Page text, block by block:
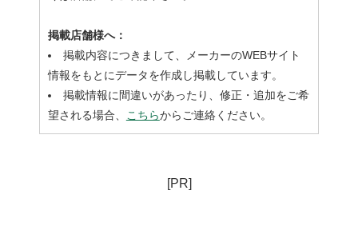
掲載店舗様へ：
掲載内容につきまして、メーカーのWEBサイト
情報をもとにデータを作成し掲載しています。
掲載情報に間違いがあったり、修正・追加をご希
望される場合、
こちらからご連絡ください。
[PR]